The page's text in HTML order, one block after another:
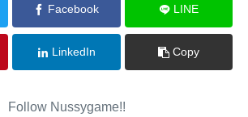
Facebook LINE
LinkedIn Copy
Follow Nussygame!!